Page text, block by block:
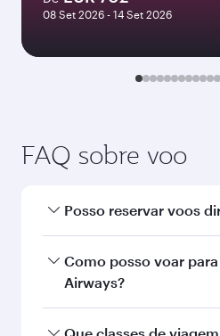
Janeiro
EUR920,63
As tarifas mostradas
Pesquisar
Poderá também